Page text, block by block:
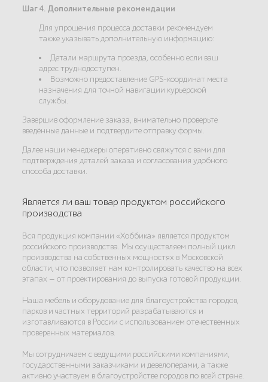
Шаг 4. Дополнительные рекомендации
Для упрощения процесса доставки рекомендуем
также указывать дополнительную информацию:
Детали маршрута проезда, особенно если ваш
адрес труднодоступен.
Возможно предоставление GPS-координат места
назначения для точной навигации курьерской
службы.
Завершив оформление заказа, внимательно проверьте
введённые данные и подтвердите отправку формы.
Далее наши менеджеры оперативно свяжутся с вами для
подтверждения деталей заказа и согласования удобного
способа доставки.
Является ли ваш товар продуктом российского
производства
Вся продукция компании «Хоббика» является продуктом
российского производства. Мы осуществляем полный цикл
производства на собственных мощностях в Московской
области, что позволяет нам контролировать качество на всех
этапах — от проектирования до выпуска готовой продукции.
Наша мебель и оборудование для благоустройства городов,
парков и частных территорий разрабатываются и
изготавливаются в России с использованием отечественных
проверенных материалов.
Мы сотрудничаем с ведущими российскими компаниями,
государственными заказчиками и девелоперами, а также
активно участвуем в благоустройстве городов по всей стране.